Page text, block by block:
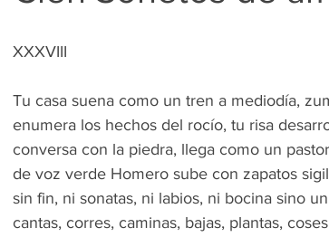
XXXVIII
Tu casa suena como un tren a mediodía,
enumera los hechos del rocío, tu risa
conversa con la piedra, llega como un
de voz verde Homero sube con zapatos
sin fin, ni sonatas, ni labios, ni bocina sino
cantas, corres, caminas, bajas, plantas,